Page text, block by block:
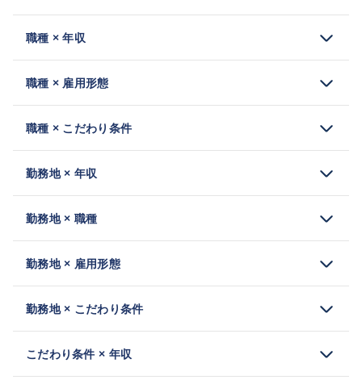
職種 × 年収
職種 × 雇用形態
職種 × こだわり条件
勤務地 × 年収
勤務地 × 職種
勤務地 × 雇用形態
勤務地 × こだわり条件
こだわり条件 × 年収